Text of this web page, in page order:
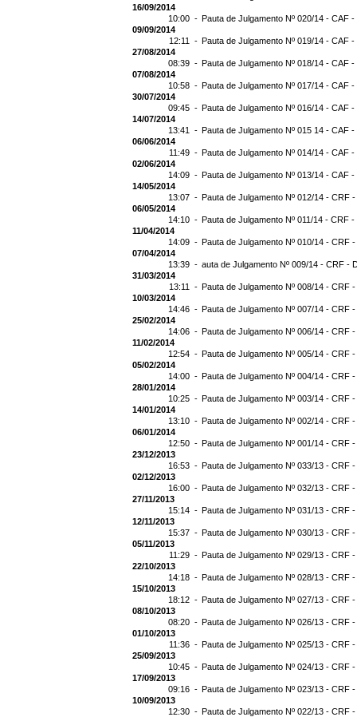
16/09/2014
10:00 - Pauta de Julgamento Nº 020/14 - CAF
09/09/2014
12:11 - Pauta de Julgamento Nº 019/14 - CAF
27/08/2014
08:39 - Pauta de Julgamento Nº 018/14 - CAF
07/08/2014
10:58 - Pauta de Julgamento Nº 017/14 - CAF -
30/07/2014
09:45 - Pauta de Julgamento Nº 016/14 - CAF
14/07/2014
13:41 - Pauta de Julgamento Nº 015 14 - CAF
06/06/2014
11:49 - Pauta de Julgamento Nº 014/14 - CAF -
02/06/2014
14:09 - Pauta de Julgamento Nº 013/14 - CAF
14/05/2014
13:07 - Pauta de Julgamento Nº 012/14 - CRF
06/05/2014
14:10 - Pauta de Julgamento Nº 011/14 - CRF
11/04/2014
14:09 - Pauta de Julgamento Nº 010/14 - CRF
07/04/2014
13:39 - auta de Julgamento Nº 009/14 - CRF -
31/03/2014
13:11 - Pauta de Julgamento Nº 008/14 - CRF
10/03/2014
14:46 - Pauta de Julgamento Nº 007/14 - CRF
25/02/2014
14:06 - Pauta de Julgamento Nº 006/14 - CRF
11/02/2014
12:54 - Pauta de Julgamento Nº 005/14 - CRF
05/02/2014
14:00 - Pauta de Julgamento Nº 004/14 - CRF
28/01/2014
10:25 - Pauta de Julgamento Nº 003/14 - CRF
14/01/2014
13:10 - Pauta de Julgamento Nº 002/14 - CRF
06/01/2014
12:50 - Pauta de Julgamento Nº 001/14 - CRF
23/12/2013
16:53 - Pauta de Julgamento Nº 033/13 - CRF
02/12/2013
16:00 - Pauta de Julgamento Nº 032/13 - CRF
27/11/2013
15:14 - Pauta de Julgamento Nº 031/13 - CRF
12/11/2013
15:37 - Pauta de Julgamento Nº 030/13 - CRF
05/11/2013
11:29 - Pauta de Julgamento Nº 029/13 - CRF
22/10/2013
14:18 - Pauta de Julgamento Nº 028/13 - CRF
15/10/2013
18:12 - Pauta de Julgamento Nº 027/13 - CRF
08/10/2013
08:20 - Pauta de Julgamento Nº 026/13 - CRF
01/10/2013
11:36 - Pauta de Julgamento Nº 025/13 - CRF
25/09/2013
10:45 - Pauta de Julgamento Nº 024/13 - CRF
17/09/2013
09:16 - Pauta de Julgamento Nº 023/13 - CRF
10/09/2013
12:30 - Pauta de Julgamento Nº 022/13 - CRF